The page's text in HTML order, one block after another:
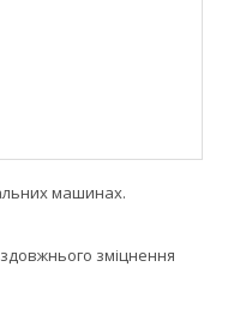
машинах.
зміцнення